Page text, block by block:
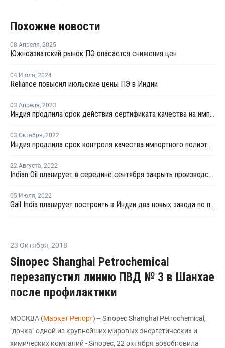
Похожие новости
08 Апреля, 2025
Южноазиатский рынок ПЭ опасается снижения цен
04 Июля, 2024
Reliance повысил июльские цены ПЭ в Индии
03 Апреля, 2023
Индия продлила срок действия сертификата качества на импорт полиэтилена до октября
03 Октября, 2022
Индия продлила срок контроля качества импортного полиэтилена до апреля 2023 года
22 Августа, 2022
Indian Oil планирует в середине сентября закрыть производство ПЭ в Панипате
05 Июля, 2022
Gail India планирует построить в Индии два новых завода по производству ПП
23 Октября, 2018
Sinopec Shanghai Petrochemical
перезапустил линию ПВД № 3 в Шанхае
после профилактики
МОСКВА (Маркет Репорт) -- Sinopec Shanghai Petrochemical,
"дочка" одной из крупнейших мировых энергетических и
химических компаний - Sinopec, 22 октября возобновила